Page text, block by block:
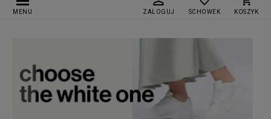
MENU ZALOGUJ SCHOWEK KOSZYK